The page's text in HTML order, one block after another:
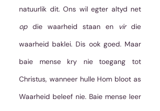
op die waarheid staan en vir die
waarheid baklei. Dis ook goed. Maar
baie mense kry nie toegang tot
Christus, wanneer hulle Hom bloot as
Waarheid beleef nie. Baie mense leer